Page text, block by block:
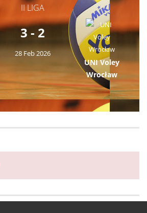
II LIGA
3 - 2
28 Feb 2026
UNI Voley
Wrocław